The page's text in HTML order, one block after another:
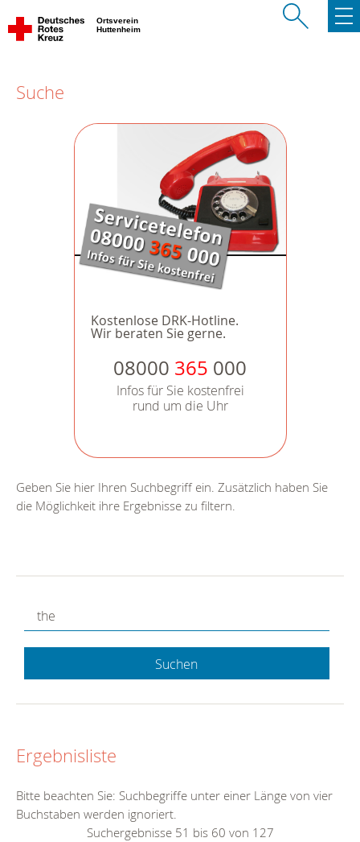
Ortsverein
Huttenheim
Suche
Kostenlose DRK-Hotline.
Wir beraten Sie gerne.
08000 365 000
Infos für Sie kostenfrei
rund um die Uhr
Geben Sie hier Ihren Suchbegriff ein. Zusätzlich haben Sie
die Möglichkeit ihre Ergebnisse zu filtern.
Suchen
Ergebnisliste
Bitte beachten Sie: Suchbegriffe unter einer Länge von vier
Buchstaben werden ignoriert.
Suchergebnisse 51 bis 60 von 127